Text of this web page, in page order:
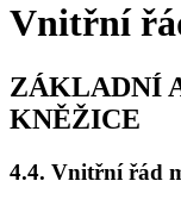
Vnitřní
ZÁKLADNÍ
KNĚŽICE
4.4. Vnitřní řád